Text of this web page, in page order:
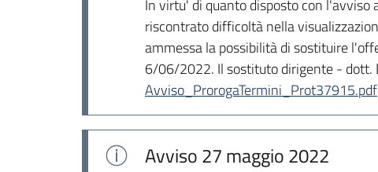
In virtu' di quanto disposto con
riscontrato difficoltà nella
ammessa la possibilità di sostituire
6/06/2022. Il sostituto dirigente - dott.
Avviso_ProrogaTermini_Prot37915.pdf
Avviso27 maggio 2022